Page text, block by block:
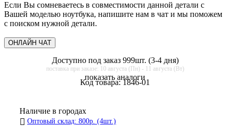
Если Вы сомневаетесь в совместимости данной детали с
Вашей моделью ноутбука, напишите нам в чат и мы поможем
с поиском нужной детали.
ОНЛАЙН ЧАТ
Доступно под заказ 999шт. (3-4 дня)
поставка при заказе: 10 августа (Пн) - 11 августа (Вт)
показать аналоги
Код товара:1846-01
Наличие в городах
Оптовый склад: 800р. (4шт.)